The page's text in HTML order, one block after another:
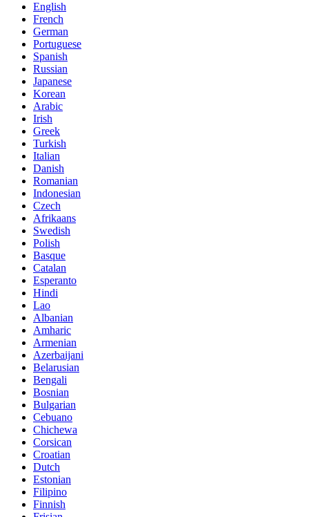
English
French
German
Portuguese
Spanish
Russian
Japanese
Korean
Arabic
Irish
Greek
Turkish
Italian
Danish
Romanian
Indonesian
Czech
Afrikaans
Swedish
Polish
Basque
Catalan
Esperanto
Hindi
Lao
Albanian
Amharic
Armenian
Azerbaijani
Belarusian
Bengali
Bosnian
Bulgarian
Cebuano
Chichewa
Corsican
Croatian
Dutch
Estonian
Filipino
Finnish